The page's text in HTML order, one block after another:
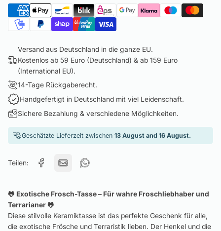
Versand aus Deutschland in die ganze EU.
Kostenlos ab 59 Euro (Deutschland) & ab 159 Euro
(International EU).
14-Tage Rückgaberecht.
Handgefertigt in Deutschland mit viel Leidenschaft.
Sichere Bezahlung & verschiedene Möglichkeiten.
Geschätzte Lieferzeit zwischen 13 August and 16 August.
Teilen:
🐸 Exotische Frosch-Tasse – Für wahre Froschliebhaber und
Terrarianer 🐸
Diese stilvolle Keramiktasse ist das perfekte Geschenk für alle,
die exotische Frösche und Terraristik lieben. Der Henkel und die